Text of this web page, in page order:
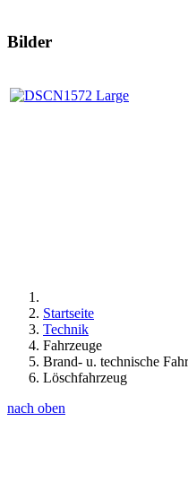
Bilder
Startseite
Technik
Fahrzeuge
Brand- u. technische
Löschfahrzeug
nach oben